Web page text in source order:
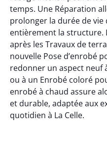
temps. Une Réparation
prolonger la durée de
entièrement la structure.
après les Travaux de
nouvelle Pose d’enrobé
redonner un aspect neuf
ou à un Enrobé coloré
enrobé à chaud assure
et durable, adaptée aux
quotidien à La Celle.